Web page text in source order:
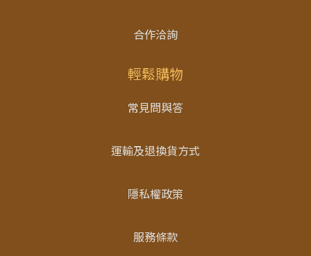
合作洽詢
輕鬆購物
常見問與答
運輸及退換貨方式
隱私權政策
服務條款